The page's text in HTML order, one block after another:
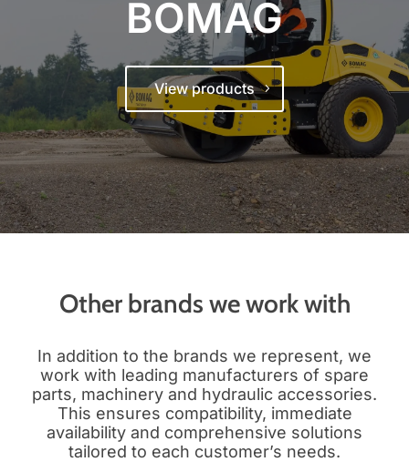
BOMAG
View products
Other brands we work with
In addition to the brands we represent, we
work with leading manufacturers of spare
parts, machinery and hydraulic accessories.
This ensures compatibility, immediate
availability and comprehensive solutions
tailored to each customer’s needs.